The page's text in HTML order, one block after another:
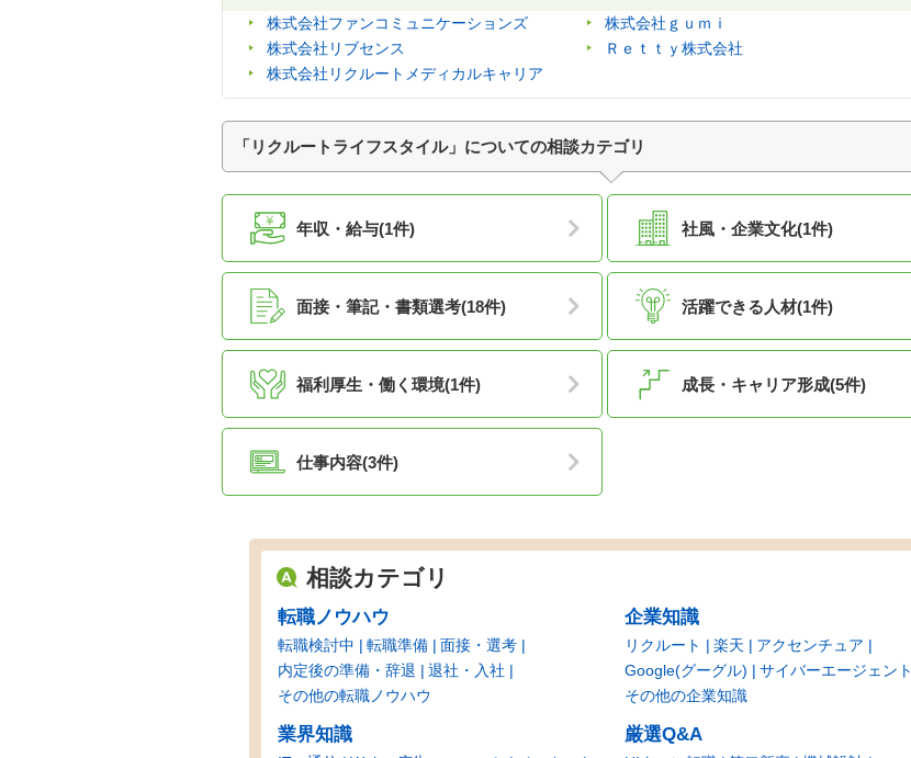
株式会社ファンコミュニケーションズ
株式会社ｇｕｍｉ
株式会社リブセンス
Ｒｅｔｔｙ株式会社
株式会社リクルートメディカルキャリア
「リクルートライフスタイル」についての相談カテゴリ
年収・給与(1件) 社風・企業文化(1件)
面接・筆記・書類選考(18件) 活躍できる人材(1件)
福利厚生・働く環境(1件) 成長・キャリア形成(5件)
仕事内容(3件)
相談カテゴリ
転職ノウハウ
転職検討中 転職準備
面接・選考
内定後の準備・辞退
退社・入社
その他の転職ノウハウ
企業知識
リクルート 楽天
アクセンチュア
Google(グーグル)
サイバーエージェント
その他の企業知識
業界知識 厳選Q&A